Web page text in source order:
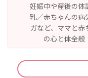
妊娠中や産後の体
乳／赤ちゃんの病
ガなど、ママと赤
の心と体全般